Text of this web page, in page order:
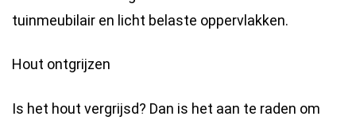
tuinmeubilair en licht belaste oppervlakken.
Hout ontgrijzen
Is het hout vergrijsd? Dan is het aan te raden om